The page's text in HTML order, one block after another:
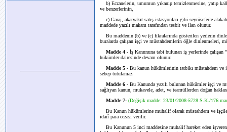
b) Eczanelerin, umumun yıkanıp temizlenmesine, yatıp
ve benzerlerinin,
c) Garaj, akaryakıt satış istasyonları gibi seyrüseferle
maddede yazılı makam tarafından tesbit ve ilan olunur.
Bu maddenin (b) ve (c) fıkralarında gösterilen yerlerin
buralarda çalışan işçi ve müstahdemlerin öğle dinlenmeleri,
Madde 4 - İş Kanununa tabi bulunan iş yerlerinde çalışan
hükümler dairesinde devam olunur.
Madde 5 - Bu kanun hükümlerinin tatbikı müstahdem ve
sebep tutulamaz.
Madde 6 - Bu Kanunda yazılı bulunan hükümler işçi ve
sağlıyan kanun, mukavele, adet, ve teamüllerden doğan
Madde 7- (Değişik madde: 23/01/2008-5728 S.K./
Bu Kanun hükümlerine muhalif olarak müstahdem ve
idarî para cezası verilir.
Bu Kanunun 5 inci maddesine muhalif hareket eden